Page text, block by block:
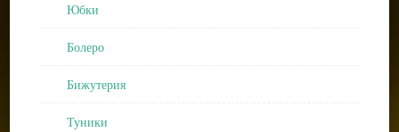
Юбки
Болеро
Бижутерия
Туники